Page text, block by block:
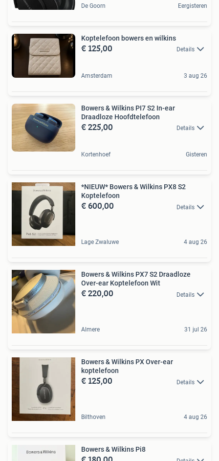
De Goorn Eergisteren
Koptelefoon bowers en wilkins
€ 125,00 Details
Amsterdam 3 aug 26
Bowers & Wilkins PI7 S2 In-ear
Draadloze Hoofdtelefoon
€ 225,00 Details
Kortenhoef Gisteren
*NIEUW* Bowers & Wilkins PX8 S2
Koptelefoon
€ 600,00 Details
Lage Zwaluwe 4 aug 26
Bowers & Wilkins PX7 S2 Draadloze
Over-ear Koptelefoon Wit
€ 220,00 Details
Almere 31 jul 26
Bowers & Wilkins PX Over-ear
koptelefoon
€ 125,00 Details
Bilthoven 4 aug 26
Bowers & Wilkins Pi8